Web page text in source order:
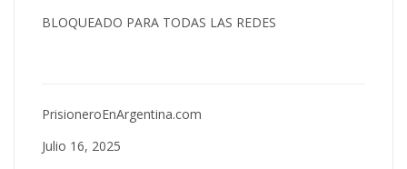
BLOQUEADO PARA TODAS LAS REDES
PrisioneroEnArgentina.com
Julio 16, 2025